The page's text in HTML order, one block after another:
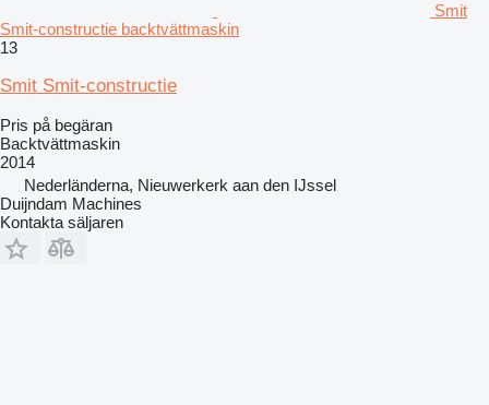
Smit
Smit-constructie backtvättmaskin
13
Smit Smit-constructie
Pris på begäran
Backtvättmaskin
2014
Nederländerna, Nieuwerkerk aan den IJssel
Duijndam Machines
Kontakta säljaren